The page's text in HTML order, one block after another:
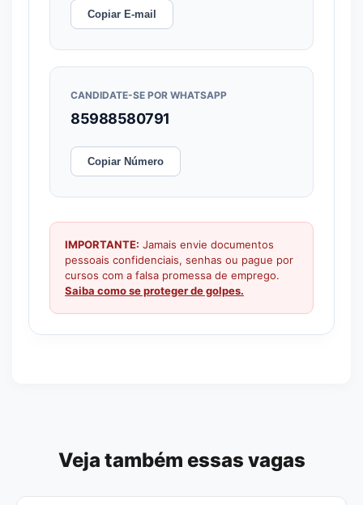
Copiar E-mail
CANDIDATE-SE POR WHATSAPP
85988580791
Copiar Número
IMPORTANTE: Jamais envie documentos
pessoais confidenciais, senhas ou pague por
cursos com a falsa promessa de emprego.
Saiba como se proteger de golpes.
Veja também essas vagas